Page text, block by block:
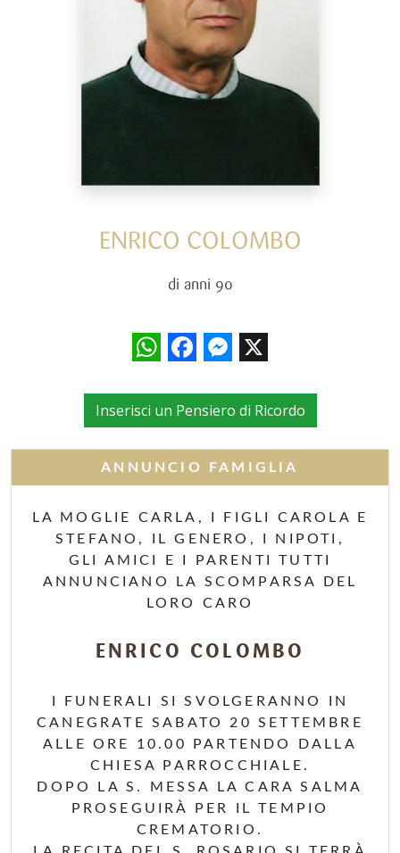
ENRICO COLOMBO
di anni 90
WhatsAppFacebookMessenger
X
Inserisci un Pensiero di Ricordo
ANNUNCIO FAMIGLIA
LA MOGLIE CARLA, I FIGLI CAROLA E
STEFANO, IL GENERO, I NIPOTI,
GLI AMICI E I PARENTI TUTTI
ANNUNCIANO LA SCOMPARSA DEL
LORO CARO
ENRICO COLOMBO
I FUNERALI SI SVOLGERANNO IN
CANEGRATE SABATO 20 SETTEMBRE
ALLE ORE 10.00 PARTENDO DALLA
CHIESA PARROCCHIALE.
DOPO LA S. MESSA LA CARA SALMA
PROSEGUIRÀ PER IL TEMPIO
CREMATORIO.